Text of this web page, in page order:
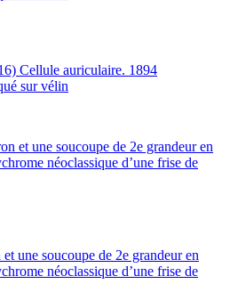
Cellule auriculaire. 1894
sur vélin
une soucoupe de 2e grandeur en
néoclassique d’une frise de